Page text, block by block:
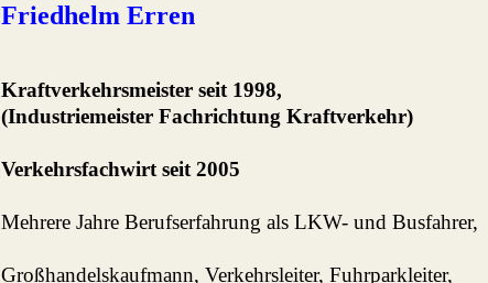
Friedhelm Erren
Kraftverkehrsmeister seit 1998,
(Industriemeister Fachrichtung Kraftverkehr)
Verkehrsfachwirt seit 2005
Mehrere Jahre Berufserfahrung als LKW- und Busfahrer,
Großhandelskaufmann, Verkehrsleiter, Fuhrparkleiter,